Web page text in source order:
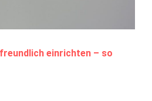
einrichten – so